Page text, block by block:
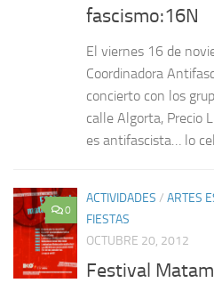
fascismo:16N
El viernes 16 de
Coordinadora
concierto con los
calle Algorta, Precio
es antifascista… lo
0
ACTIVIDADES / ARTES
FIESTAS
OCTUBRE 20, 2012
Festival